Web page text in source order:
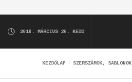
2018. MÁRCIUS 20. KEDD
KEZDŐLAP SZERSZÁMOK, SABLONOK